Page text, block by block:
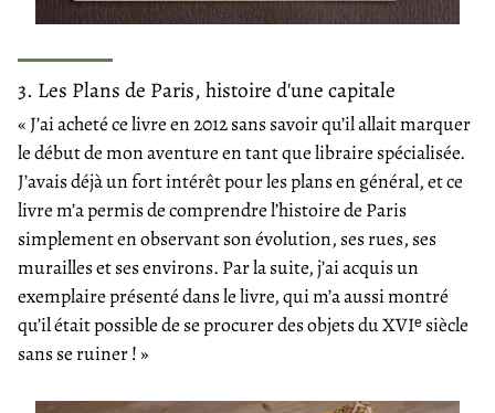
3. Les Plans de Paris, histoire d'une capitale
« J’ai acheté ce livre en 2012 sans savoir qu’il allait marquer
le début de mon aventure en tant que libraire spécialisée.
J’avais déjà un fort intérêt pour les plans en général, et ce
livre m’a permis de comprendre l’histoire de Paris
simplement en observant son évolution, ses rues, ses
murailles et ses environs. Par la suite, j’ai acquis un
exemplaire présenté dans le livre, qui m’a aussi montré
qu’il était possible de se procurer des objets du XVIᵉ siècle
sans se ruiner ! »